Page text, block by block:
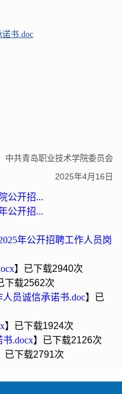
书.doc
中共青岛职业技术学院委员会
2025年4月16日
公开招...
公开招...
年公开招聘工作人员岗
】已下载2940次
下载2562次
员诚信承诺书.doc】已
】已下载1924次
.docx】已下载2126次
已下载2791次